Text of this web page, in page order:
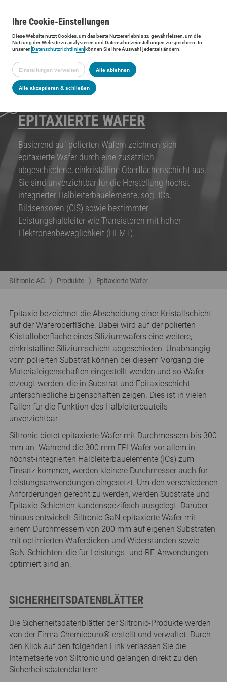
EPITAXIERTE WAFER
Basierend auf polierten Wafern zeichnen sich
epitaxierte Wafer durch eine zusätzlich
abgeschiedene, einkristalline Oberflächenschicht aus.
Sie sind unverzichtbar für die Herstellung höchst-
integrierter Halbleiterbauelemente, sog. ICs,
Bildsensoren (CIS) sowie bestimmter
Leistungshalbleiter wie Transistoren mit hoher
Elektronenbeweglichkeit (HEMT).
Siltronic AG Produkte Epitaxierte Wafer
Epitaxie bezeichnet die Abscheidung einer Kristallschicht
auf der Waferoberfläche. Dabei wird auf der polierten
Kristalloberfläche eines Siliziumwafers eine weitere,
einkristalline Siliziumschicht abgeschieden. Unabhängig
vom polierten Substrat können bei diesem Vorgang die
Materialeigenschaften eingestellt werden und so Wafer
erzeugt werden, die in Substrat und Epitaxieschicht
unterschiedliche Eigenschaften zeigen. Dies ist in vielen
Fällen für die Funktion des Halbleiterbauteils
unverzichtbar.
Siltronic bietet epitaxierte Wafer mit Durchmessern bis 300
mm an. Während die 300 mm EPI Wafer vor allem in
höchst-integrierten Halbleiterbauelemente (ICs) zum
Einsatz kommen, werden kleinere Durchmesser auch für
Leistungsanwendungen eingesetzt. Um den verschiedenen
Anforderungen gerecht zu werden, werden Substrate und
Epitaxie-Schichten kundenspezifisch ausgelegt. Darüber
hinaus entwickelt Siltronic GaN-epitaxierte Wafer mit
einem Durchmessern von 200 mm auf eigenen Substraten
mit optimierten Waferdicken und Widerständen sowie
GaN-Schichten, die für Leistungs- und RF-Anwendungen
optimiert sind an.
SICHERHEITSDATENBLÄTTER
Die Sicherheitsdatenblätter der Siltronic-Produkte werden
von der Firma Chemiebüro® erstellt und verwaltet. Durch
den Klick auf den folgenden Link verlassen Sie die
Internetseite von Siltronic und gelangen direkt zu den
Sicherheitsdatenblättern:
IhreCookie-Einstellungen
DieseWebsitenutzt Cookies, um das beste Nutzererlebnis zu gewährleisten, um die
Nutzung derWebsitezu analysieren und Datenschutzeinstellungen zu speichern. In
unserenDatenschutzrichtlinienkönnen Sie Ihre Auswahl jederzeit ändern.
Einstellungen verwalten Alle ablehnen
Alle akzeptieren & schließen